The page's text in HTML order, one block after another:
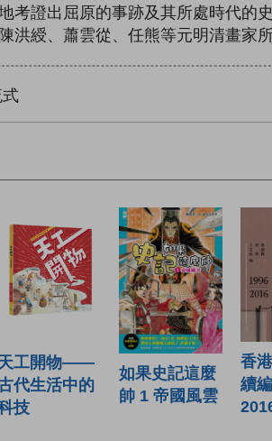
考證出屈原的事跡及其所處時代的
洪綬、蕭雲從、任熊等元明清畫家
工開物——
代生活中的
技
如果史記這麼
帥 1 帝國風雲
香
續